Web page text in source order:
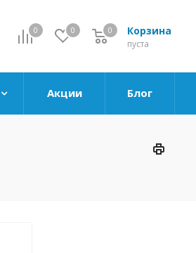
0 0 Корзина
0
пуста
0
Акции Блог